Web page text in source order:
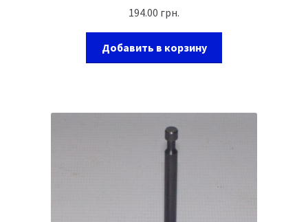
194.00 грн.
Добавить в корзину